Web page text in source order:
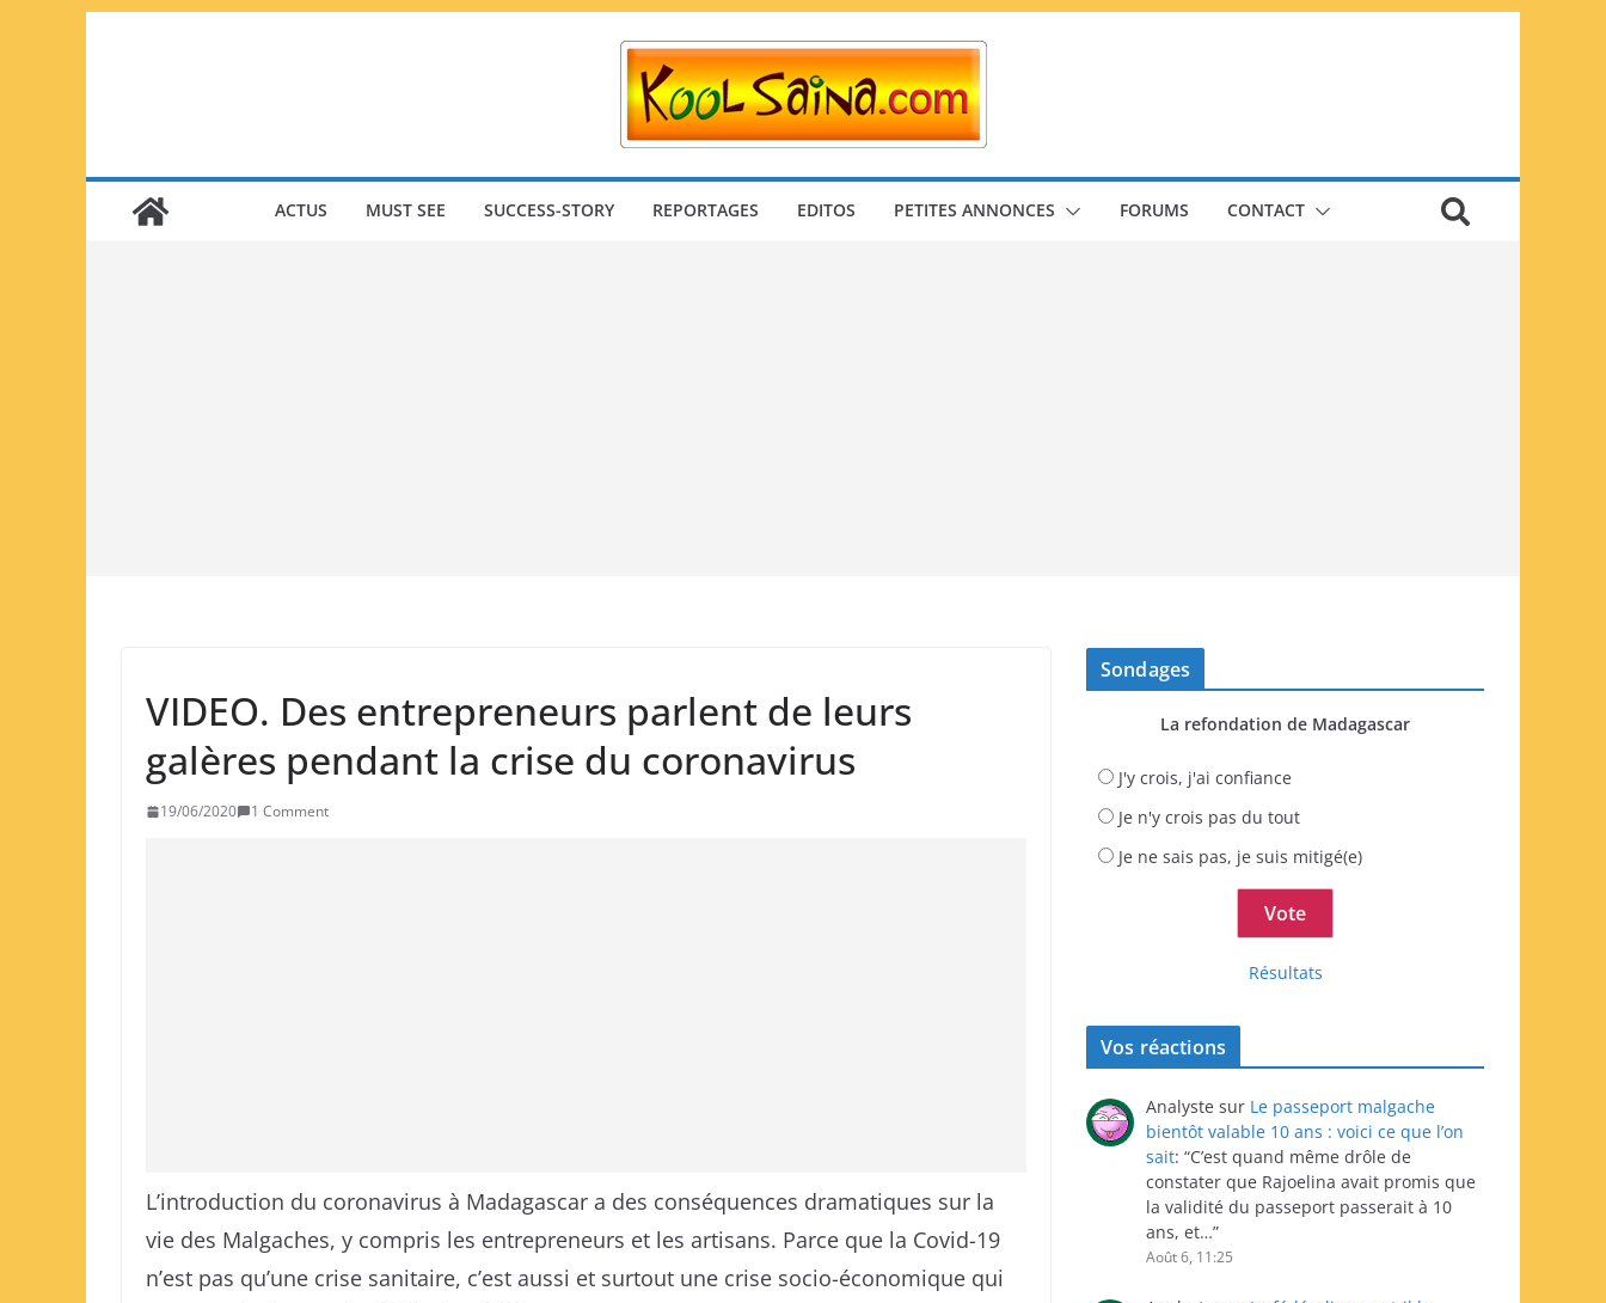
ACTUS MUST SEE SUCCESS-STORY REPORTAGES EDITOS PETITES ANNONCES FORUMS CONTACT
VIDEO. Des entrepreneurs parlent de leurs
galères pendant la crise du coronavirus
19/06/2020 1 Comment
L’introduction du coronavirus à Madagascar a des conséquences dramatiques sur la
vie des Malgaches, y compris les entrepreneurs et les artisans. Parce que la Covid-19
n’est pas qu’une crise sanitaire, c’est aussi et surtout une crise socio-économique qui
Sondages
La refondation de Madagascar
J'y crois, j'ai confiance
Je n'y crois pas du tout
Je ne sais pas, je suis mitigé(e)
Résultats
Vos réactions
Analyste sur Le passeport malgache
bientôt valable 10 ans : voici ce que l’on
sait: “C’est quand même drôle de
constater que Rajoelina avait promis que
la validité du passeport passerait à 10
ans, et…”
Août 6, 11:25